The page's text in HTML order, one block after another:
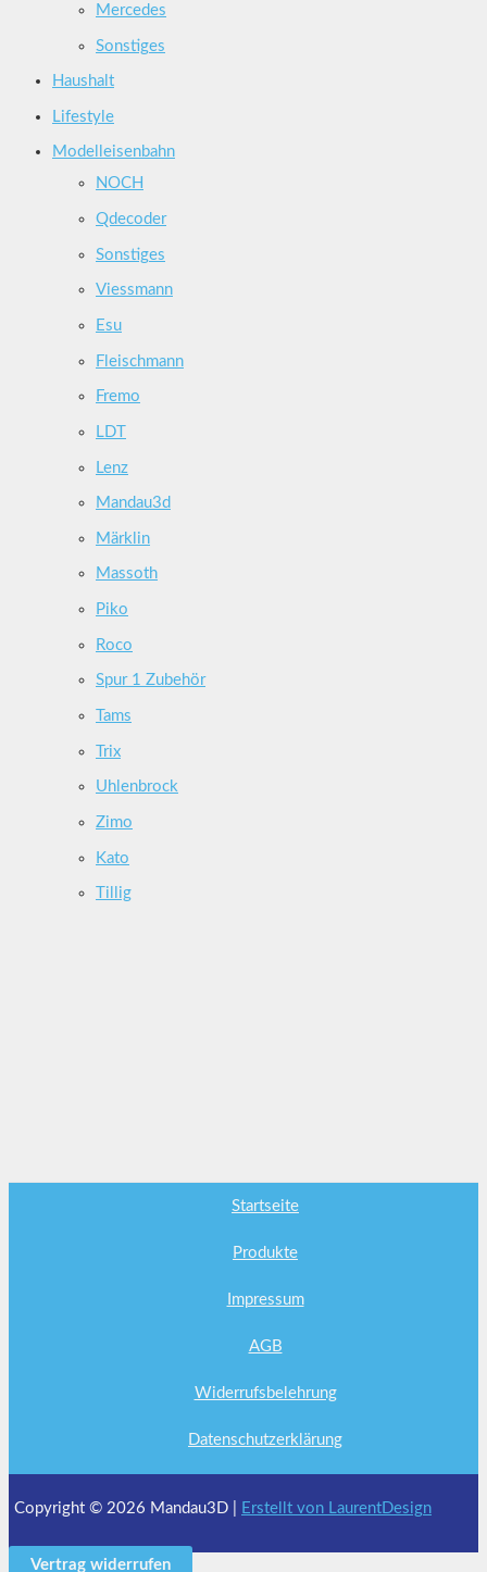
Mercedes
Sonstiges
Haushalt
Lifestyle
Modelleisenbahn
NOCH
Qdecoder
Sonstiges
Viessmann
Esu
Fleischmann
Fremo
LDT
Lenz
Mandau3d
Märklin
Massoth
Piko
Roco
Spur 1 Zubehör
Tams
Trix
Uhlenbrock
Zimo
Kato
Tillig
Startseite
Produkte
Impressum
AGB
Widerrufsbelehrung
Datenschutzerklärung
Copyright © 2026 Mandau3D | Erstellt von LaurentDesign
Vertrag widerrufen